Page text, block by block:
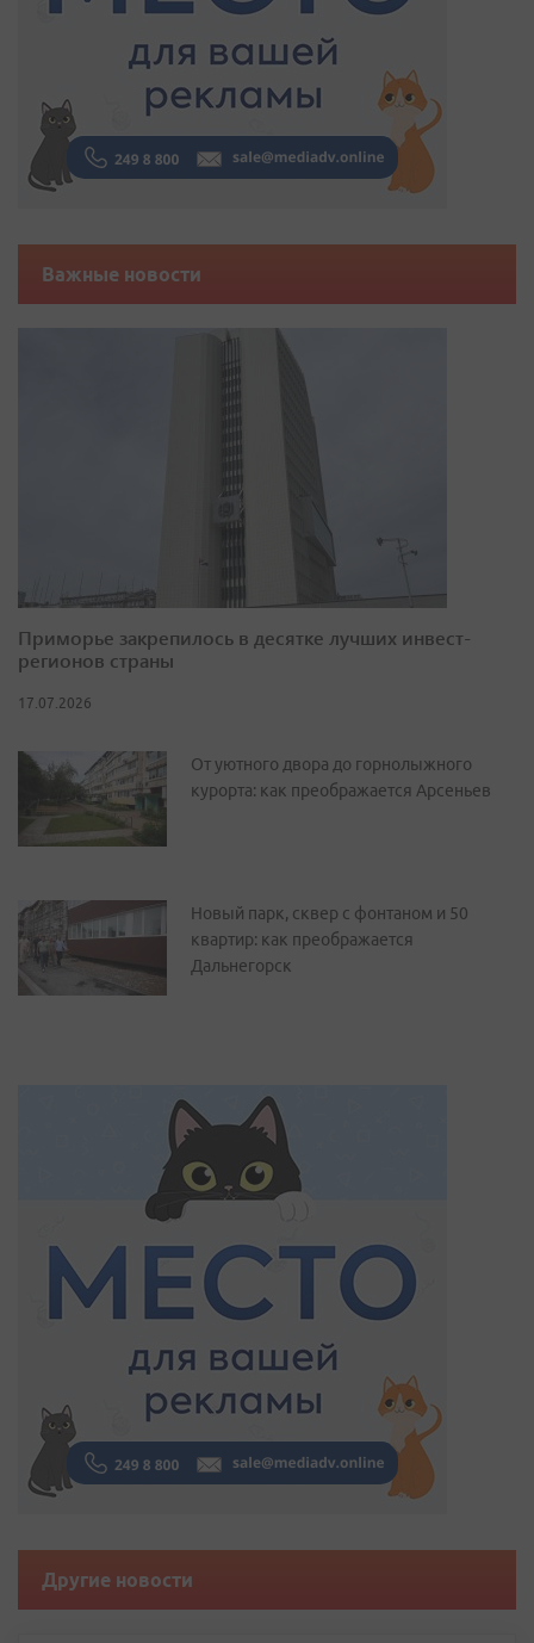
Важные новости
Приморье закрепилось в десятке лучших инвест-
регионов страны
17.07.2026
От уютного двора до горнолыжного
курорта: как преображается Арсеньев
Новый парк, сквер с фонтаном и 50
квартир: как преображается
Дальнегорск
Другие новости